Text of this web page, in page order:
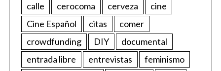
calle
cerocoma cerveza
cine
Cine Español
citas
comer
crowdfunding
DIY
documental
entrada libre
entrevistas
feminismo